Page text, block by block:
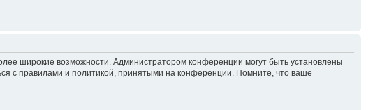
широкие возможности. Администратором конференции могут быть установлены
с правилами и политикой, принятыми на конференции. Помните, что ваше